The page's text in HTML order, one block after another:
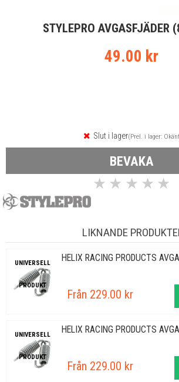
När du valt kommer butiken visa delar
STYLEPRO AVGASFJÄDER
49.00 kr
Slut i lager(Prel. i lager:
BEVAKA
★ ★ ★ ★ ★
LIKNANDE
UNIVERSELL
PRODUKT
HELIX RACING PRODUCTS
Från 229.00 kr
UNIVERSELL
PRODUKT
HELIX RACING PRODUCTS
Från 229.00 kr